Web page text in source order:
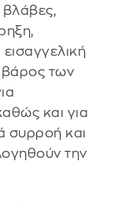
βλάβες,
βάρος των
και για
συρροή και
την